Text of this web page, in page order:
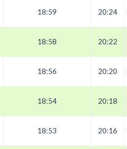
18:59 20:24
18:58 20:22
18:56 20:20
18:54 20:18
18:53 20:16